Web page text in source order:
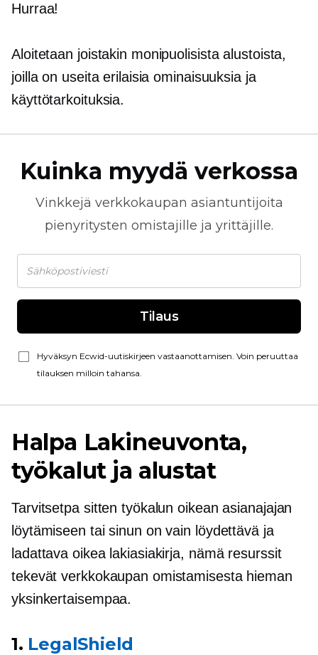
Hurraa!
Aloitetaan joistakin monipuolisista alustoista,
joilla on useita erilaisia ​​ominaisuuksia ja
käyttötarkoituksia.
Kuinka myydä verkossa
Vinkkejä verkkokaupan asiantuntijoita
pienyritysten omistajille ja yrittäjille.
Tilaus
Hyväksyn Ecwid-uutiskirjeen vastaanottamisen. Voin peruuttaa
tilauksen milloin tahansa.
Halpa Lakineuvonta,
työkalut ja alustat
Tarvitsetpa sitten työkalun oikean asianajajan
löytämiseen tai sinun on vain löydettävä ja
ladattava oikea lakiasiakirja, nämä resurssit
tekevät verkkokaupan omistamisesta hieman
yksinkertaisempaa.
1. LegalShield